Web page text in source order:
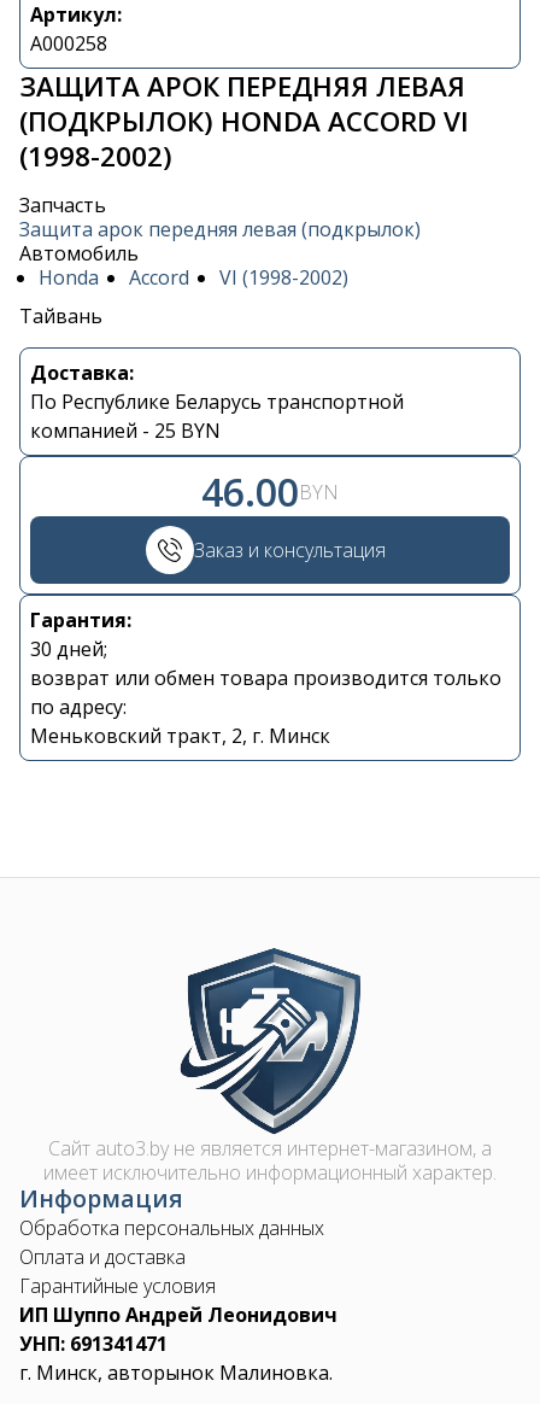
Артикул:
A000258
ЗАЩИТА АРОК ПЕРЕДНЯЯ ЛЕВАЯ
(ПОДКРЫЛОК) HONDA ACCORD VI
(1998-2002)
Запчасть
Защита арок передняя левая (подкрылок)
Автомобиль
Honda
Accord
VI (1998-2002)
Тайвань
Доставка:
По Республике Беларусь транспортной
компанией - 25 BYN
46.00BYN
Заказ и консультация
Гарантия:
30 дней;
возврат или обмен товара производится только
по адресу:
Меньковский тракт, 2, г. Минск
Контакты
+375 29 870 15 80
Viber
shupik21@bk.ru
Image
Сайт auto3.by не является интернет-магазином, а
имеет исключительно информационный характер.
Информация
Обработка персональных данных
Оплата и доставка
Гарантийные условия
ИП Шуппо Андрей Леонидович
УНП: 691341471
г. Минск, авторынок Малиновка.